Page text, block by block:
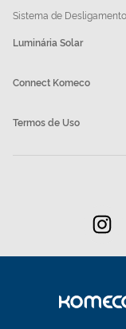
Sistema de
Luminária Solar
Connect Komeco
Termos de Uso